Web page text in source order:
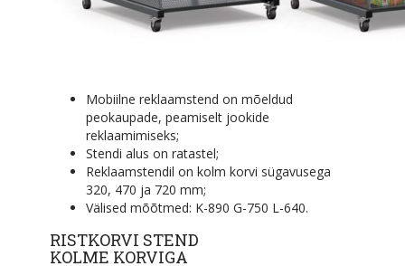
Mobiilne reklaamstend on mõeldud
peokaupade, peamiselt jookide
reklaamimiseks;
Stendi alus on ratastel;
Reklaamstendil on kolm korvi sügavusega
320, 470 ja 720 mm;
Välised mõõtmed: K-890 G-750 L-640.
RISTKORVI STEND
KOLME KORVIGA